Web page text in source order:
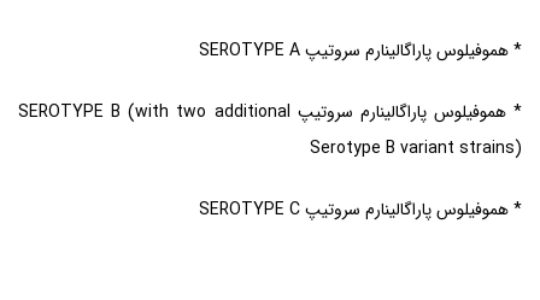
* هموفیلوس پاراگالینارم سروتیپ SEROTYPE A
* هموفیلوس پاراگالینارم سروتیپ SEROTYPE B (with two additional
Serotype B variant strains)
* هموفیلوس پاراگالینارم سروتیپ SEROTYPE C